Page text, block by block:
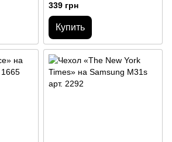
339 грн
Купить